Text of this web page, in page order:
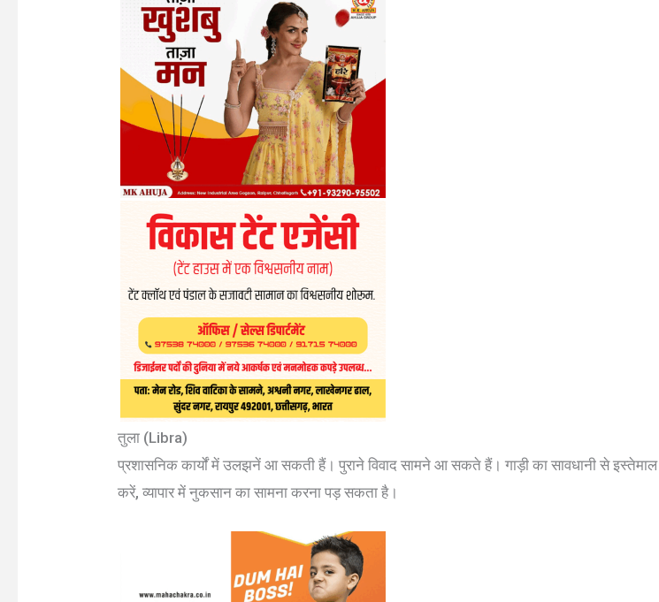
तुला (Libra)
प्रशासनिक कार्यों में उलझनें आ सकती हैं। पुराने विवाद सामने आ सकते हैं। गाड़ी का सावधानी से इस्तेमाल
करें, व्यापार में नुकसान का सामना करना पड़ सकता है।